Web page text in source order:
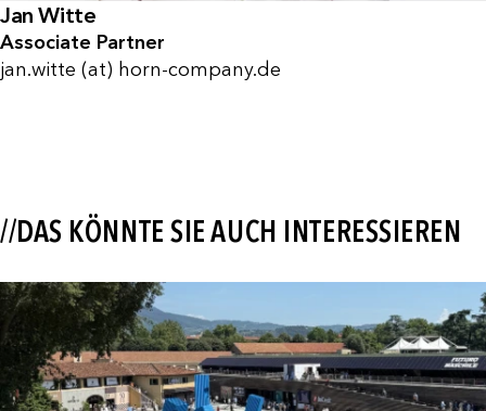
Jan Witte
Associate Partner
jan.witte (at) horn-company.de
//DAS KÖNNTE SIE AUCH INTERESSIEREN